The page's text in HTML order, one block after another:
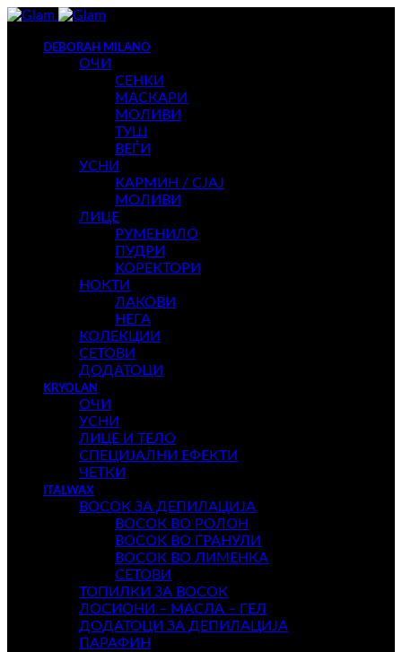
DEBORAH MILANO
ОЧИ
СЕНКИ
МАСКАРИ
МОЛИВИ
ТУШ
ВЕЃИ
УСНИ
КАРМИН / СЈАЈ
МОЛИВИ
ЛИЦЕ
РУМЕНИЛО
ПУДРИ
КОРЕКТОРИ
НОКТИ
ЛАКОВИ
НЕГА
КОЛЕКЦИИ
СЕТОВИ
ДОДАТОЦИ
KRYOLAN
ОЧИ
УСНИ
ЛИЦЕ И ТЕЛО
СПЕЦИЈАЛНИ ЕФЕКТИ
ЧЕТКИ
ITALWAX
ВОСОК ЗА ДЕПИЛАЦИЈА
ВОСОК ВО РОЛОН
ВОСОК ВО ГРАНУЛИ
ВОСОК ВО ЛИМЕНКА
СЕТОВИ
ТОПИЛКИ ЗА ВОСОК
ЛОСИОНИ – МАСЛА – ГЕЛ
ДОДАТОЦИ ЗА ДЕПИЛАЦИЈА
ПАРАФИН